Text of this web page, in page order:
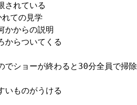
されている
ての見学
かからの説明
らついてくる
ショーが終わると30分全員で掃
ものがうける